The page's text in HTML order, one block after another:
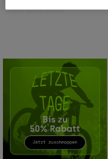
Kurze Hosen
Zubehör
Alles in Accessoires
Taschen & Rucksäcke
Hüte & Mützen
Alle anzeigen